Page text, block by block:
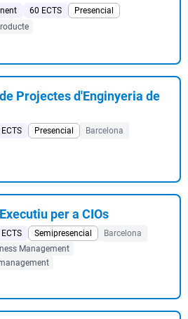
60 ECTS
Presencial
Projectes d'Enginyeria de
Presencial
Barcelona
per a CIOs
Semipresencial
Barcelona
Management